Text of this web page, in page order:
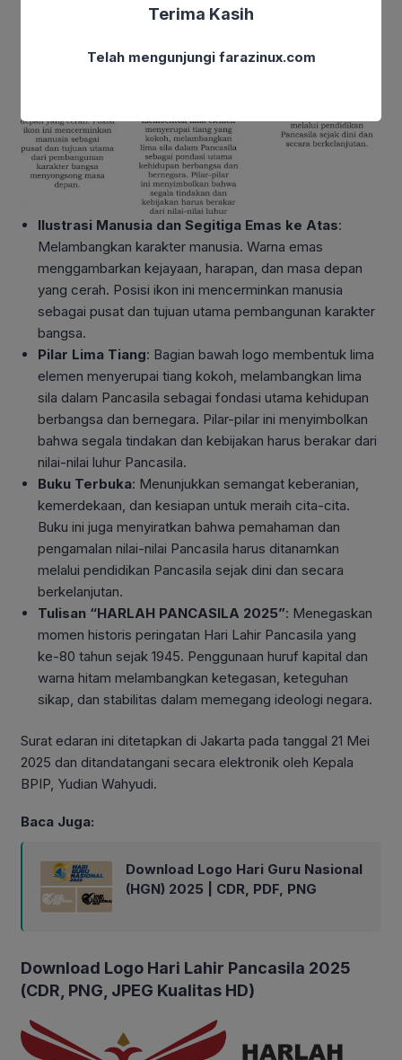
Ilustrasi Manusia dan Segitiga Emas ke Atas:
Melambangkan karakter manusia. Warna emas
menggambarkan kejayaan, harapan, dan masa depan
yang cerah. Posisi ikon ini mencerminkan manusia
sebagai pusat dan tujuan utama pembangunan karakter
bangsa.
Pilar Lima Tiang: Bagian bawah logo membentuk lima
elemen menyerupai tiang kokoh, melambangkan lima
sila dalam Pancasila sebagai fondasi utama kehidupan
berbangsa dan bernegara. Pilar-pilar ini menyimbolkan
bahwa segala tindakan dan kebijakan harus berakar dari
nilai-nilai luhur Pancasila.
Buku Terbuka: Menunjukkan semangat keberanian,
kemerdekaan, dan kesiapan untuk meraih cita-cita.
Buku ini juga menyiratkan bahwa pemahaman dan
pengamalan nilai-nilai Pancasila harus ditanamkan
melalui pendidikan Pancasila sejak dini dan secara
berkelanjutan.
Tulisan “HARLAH PANCASILA 2025”: Menegaskan
momen historis peringatan Hari Lahir Pancasila yang
ke-80 tahun sejak 1945. Penggunaan huruf kapital dan
warna hitam melambangkan ketegasan, keteguhan
sikap, dan stabilitas dalam memegang ideologi negara.
Surat edaran ini ditetapkan di Jakarta pada tanggal 21 Mei
2025 dan ditandatangani secara elektronik oleh Kepala
BPIP, Yudian Wahyudi.
Baca Juga:
Download Logo Hari Guru Nasional
(HGN) 2025 | CDR, PDF, PNG
Download Logo Hari Lahir Pancasila 2025
(CDR, PNG, JPEG Kualitas HD)
Terima Kasih
Telah mengunjungi farazinux.com